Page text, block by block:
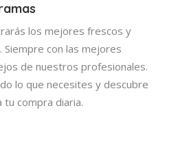
los mejores frescos y
con las mejores
de nuestros profesionales.
lo que necesites y descubre
tu compra diaria.